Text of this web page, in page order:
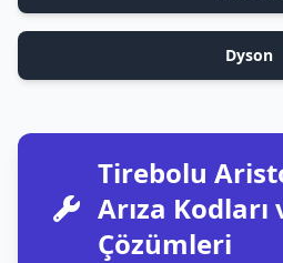
Dyson
Tirebolu
Arıza Kodları
Çözümleri